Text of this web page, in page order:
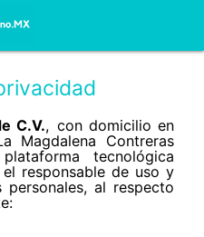
C.V., con domicilio en
Magdalena Contreras
tecnológica
responsable de uso y
al respecto